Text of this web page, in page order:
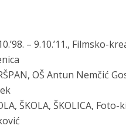
– 9.10.’11.,
OŠ Antun Nemčić
ŠKOLA, ŠKOLICA,